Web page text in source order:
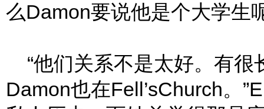
么Damon要说他是个大学生
“他们关系不是太好。有很
Damon也在Fell’sChurch。